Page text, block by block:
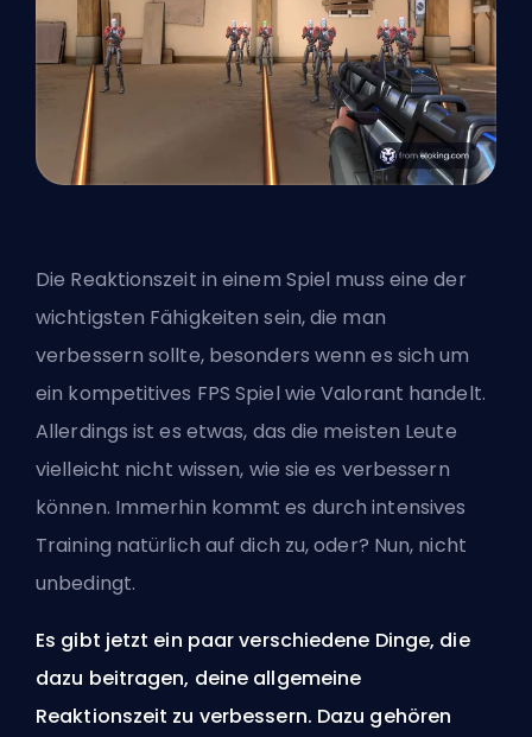
Die Reaktionszeit in einem Spiel muss eine der
wichtigsten Fähigkeiten sein, die man
verbessern sollte, besonders wenn es sich um
ein kompetitives FPS Spiel wie Valorant handelt.
Allerdings ist es etwas, das die meisten Leute
vielleicht nicht wissen, wie sie es verbessern
können. Immerhin kommt es durch intensives
Training natürlich auf dich zu, oder? Nun, nicht
unbedingt.
Es gibt jetzt ein paar verschiedene Dinge, die
dazu beitragen, deine allgemeine
Reaktionszeit zu verbessern. Dazu gehören